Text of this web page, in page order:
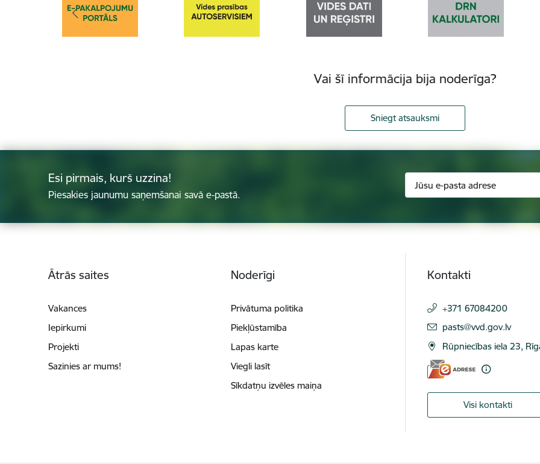
Vai šī informācija bija noderīga?
Sniegt atsauksmi
Esi pirmais, kurš uzzina!
Piesakies jaunumu saņemšanai savā e-pastā.
Ātrās saites
Vakances
Iepirkumi
Projekti
Sazinies ar mums!
Noderīgi
Privātuma politika
Piekļūstamība
Lapas karte
Viegli lasīt
Sīkdatņu izvēles maiņa
Kontakti
+371 67084200
E-pasts:
pasts@vvd.gov.lv
Rūpniecības iela 23,
Visi kontakti